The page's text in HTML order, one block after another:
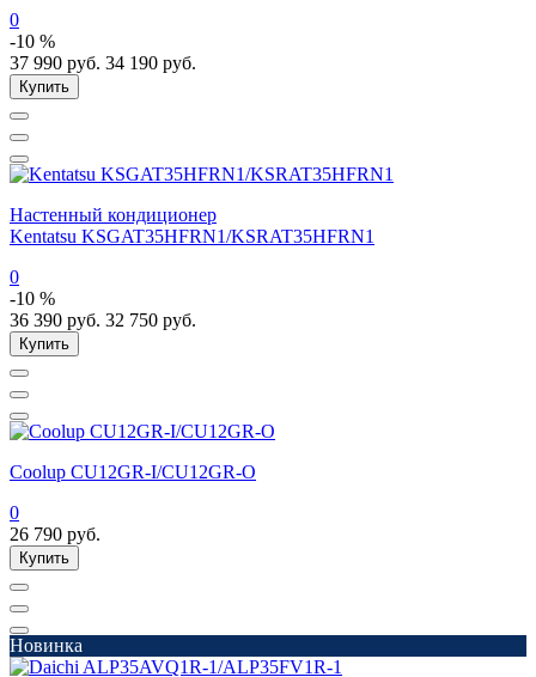
0
-10 %
37 990 руб. 34 190 руб.
Купить
Настенный кондиционер
Kentatsu KSGAT35HFRN1/KSRAT35HFRN1
0
-10 %
36 390 руб. 32 750 руб.
Купить
Coolup CU12GR-I/CU12GR-O
0
26 790 руб.
Купить
Новинка